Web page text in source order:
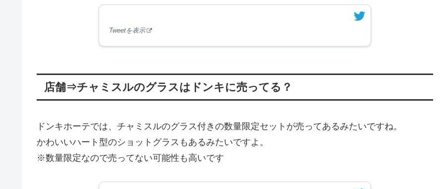
Tweetを表示
店舗⇒チャミスルのグラスはドンキに売ってる？
ドンキホーテでは、チャミスルのグラス付きの数量限定セットが売ってあるみたいですね。
かわいいハート型のショットグラスもあるみたいですよ。
※数量限定なので売ってない可能性も高いです